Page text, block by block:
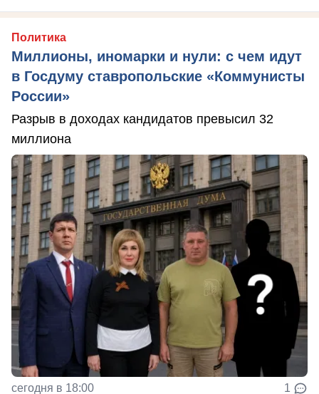
Политика
Миллионы, иномарки и нули: с чем идут
в Госдуму ставропольские «Коммунисты
России»
Разрыв в доходах кандидатов превысил 32
миллиона
сегодня в 18:00 1